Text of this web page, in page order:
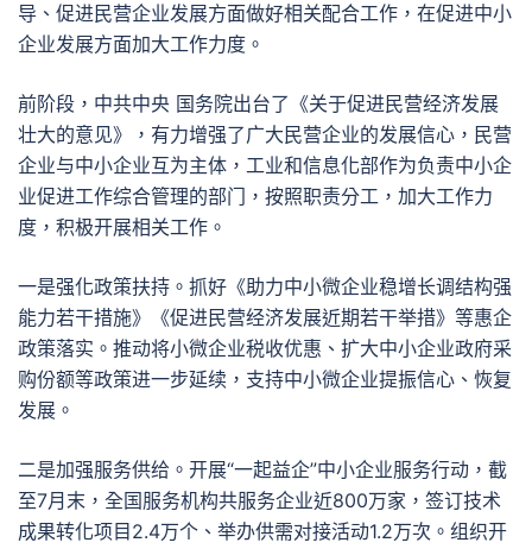
导、促进民营企业发展方面做好相关配合工作，在促进中小
企业发展方面加大工作力度。
前阶段，中共中央 国务院出台了《关于促进民营经济发展
壮大的意见》，有力增强了广大民营企业的发展信心，民营
企业与中小企业互为主体，工业和信息化部作为负责中小企
业促进工作综合管理的部门，按照职责分工，加大工作力
度，积极开展相关工作。
一是强化政策扶持。抓好《助力中小微企业稳增长调结构强
能力若干措施》《促进民营经济发展近期若干举措》等惠企
政策落实。推动将小微企业税收优惠、扩大中小企业政府采
购份额等政策进一步延续，支持中小微企业提振信心、恢复
发展。
二是加强服务供给。开展“一起益企”中小企业服务行动，截
至7月末，全国服务机构共服务企业近800万家，签订技术
成果转化项目2.4万个、举办供需对接活动1.2万次。组织开